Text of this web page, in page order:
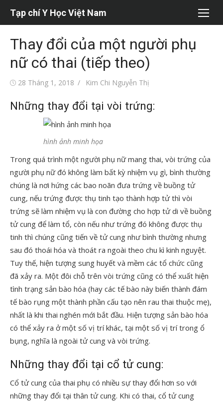
Tạp chí Y Học Việt Nam
Thay đổi của một người phụ
nữ có thai (tiếp theo)
Đăng28 Tháng 1, 2018
Tác
Kim Chi Nguyễn Thị
Những thay đổi tại vòi trứng:
hình ảnh minh họa
Trong quá trình một người phụ nữ mang thai, vòi trứng của
người phụ nữ đó không làm bất kỳ nhiệm vụ gì, bình thường
chúng là nơi hứng các bao noãn đưa trứng về buồng tử
cung, nếu trứng được thụ tinh tạo thành hợp tử thì vòi
trứng sẽ làm nhiệm vụ là con đường cho hợp tử di về buồng
tử cung để làm tổ, còn nếu như trứng đó không được thụ
tinh thì chúng cũng tiến về tử cung như bình thường nhưng
sau đó thoái hóa và thoát ra ngoài theo chu kì kinh nguyệt.
Tuy thế, hiện tượng sung huyết và mềm các tổ chức cũng
đã xảy ra. Một đôi chỗ trên vòi trứng cũng có thể xuất hiện
tình trạng sản bào hóa (hay các tế bào này biến thành đám
tế bào rụng một thành phần cấu tạo nên rau thai thuộc mẹ),
nhất là khi thai nghén mới bắt đầu. Hiện tượng sản bào hóa
có thể xảy ra ở một số vị trí khác, tại một số vị trí trong ổ
bụng, nghĩa là ngoài tử cung và vòi trứng.
Những thay đổi tại cổ tử cung:
Cổ tử cung của thai phụ có nhiều sự thay đổi hơn so với
những thay đổi tại thân tử cung. Khi có thai, cổ tử cung